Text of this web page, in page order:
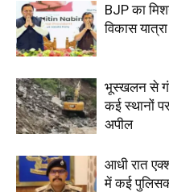
BJP का
विकास
भूस्खलन से
कई स्थानों
अपील
आधी रात
में कई